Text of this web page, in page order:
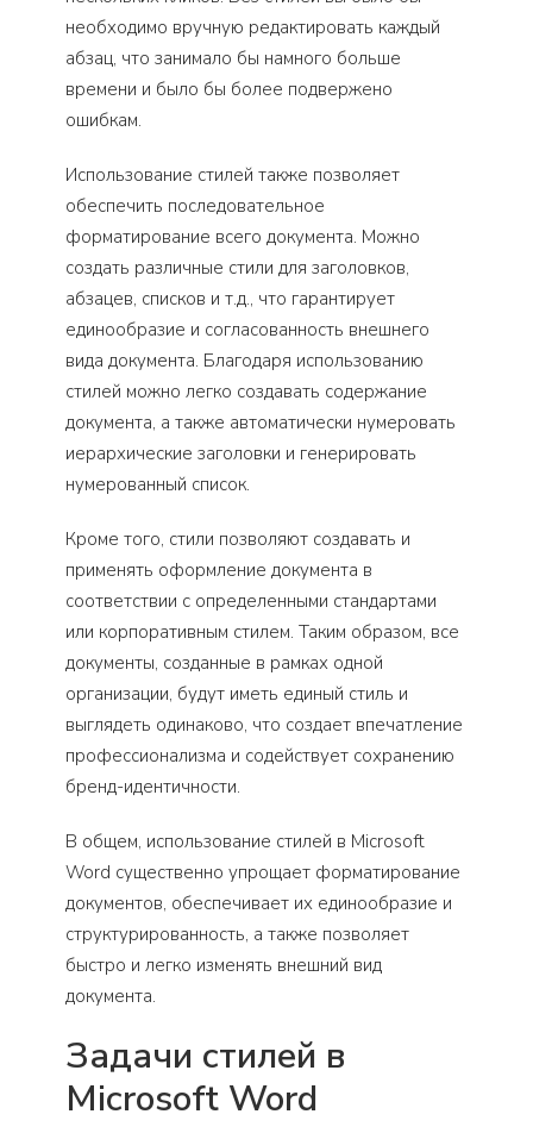
необходимо вручную редактировать каждый
абзац, что занимало бы намного больше
времени и было бы более подвержено
ошибкам.
Использование стилей также позволяет
обеспечить последовательное
форматирование всего документа. Можно
создать различные стили для заголовков,
абзацев, списков и т.д., что гарантирует
единообразие и согласованность внешнего
вида документа. Благодаря использованию
стилей можно легко создавать содержание
документа, а также автоматически нумеровать
иерархические заголовки и генерировать
нумерованный список.
Кроме того, стили позволяют создавать и
применять оформление документа в
соответствии с определенными стандартами
или корпоративным стилем. Таким образом, все
документы, созданные в рамках одной
организации, будут иметь единый стиль и
выглядеть одинаково, что создает впечатление
профессионализма и содействует сохранению
бренд-идентичности.
В общем, использование стилей в Microsoft
Word существенно упрощает форматирование
документов, обеспечивает их единообразие и
структурированность, а также позволяет
быстро и легко изменять внешний вид
документа.
Задачи стилей в
Microsoft Word